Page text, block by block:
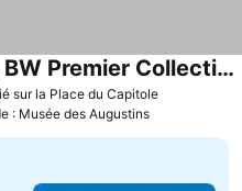
sur la Place du Capitole
Grand Hotel de l'Opera, BW Premier Collection
: Musée des Augustins